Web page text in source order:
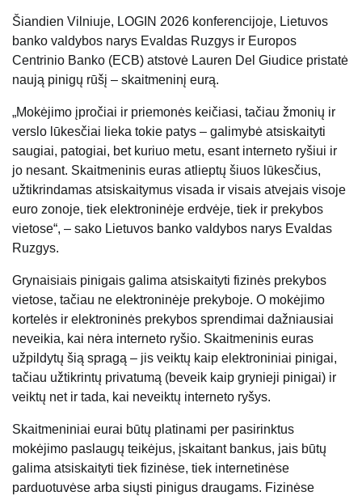
Šiandien Vilniuje, LOGIN 2026 konferencijoje, Lietuvos
banko valdybos narys Evaldas Ruzgys ir Europos
Centrinio Banko (ECB) atstovė Lauren Del Giudice pristatė
naują pinigų rūšį – skaitmeninį eurą.
„Mokėjimo įpročiai ir priemonės keičiasi, tačiau žmonių ir
verslo lūkesčiai lieka tokie patys – galimybė atsiskaityti
saugiai, patogiai, bet kuriuo metu, esant interneto ryšiui ir
jo nesant. Skaitmeninis euras atlieptų šiuos lūkesčius,
užtikrindamas atsiskaitymus visada ir visais atvejais visoje
euro zonoje, tiek elektroninėje erdvėje, tiek ir prekybos
vietose“, – sako Lietuvos banko valdybos narys Evaldas
Ruzgys.
Grynaisiais pinigais galima atsiskaityti fizinės prekybos
vietose, tačiau ne elektroninėje prekyboje. O mokėjimo
kortelės ir elektroninės prekybos sprendimai dažniausiai
neveikia, kai nėra interneto ryšio. Skaitmeninis euras
užpildytų šią spragą – jis veiktų kaip elektroniniai pinigai,
tačiau užtikrintų privatumą (beveik kaip grynieji pinigai) ir
veiktų net ir tada, kai neveiktų interneto ryšys.
Skaitmeniniai eurai būtų platinami per pasirinktus
mokėjimo paslaugų teikėjus, įskaitant bankus, jais būtų
galima atsiskaityti tiek fizinėse, tiek internetinėse
parduotuvėse arba siųsti pinigus draugams. Fizinėse